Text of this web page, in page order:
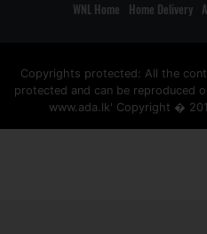
WNL Home Home Delivery
Copyrights protected: All the
protected and can be reproduced
www.ada.lk' Copyright �